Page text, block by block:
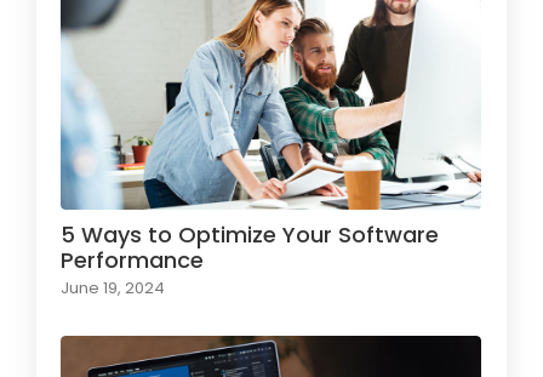
5 Ways to Optimize Your Software
Performance
June 19, 2024